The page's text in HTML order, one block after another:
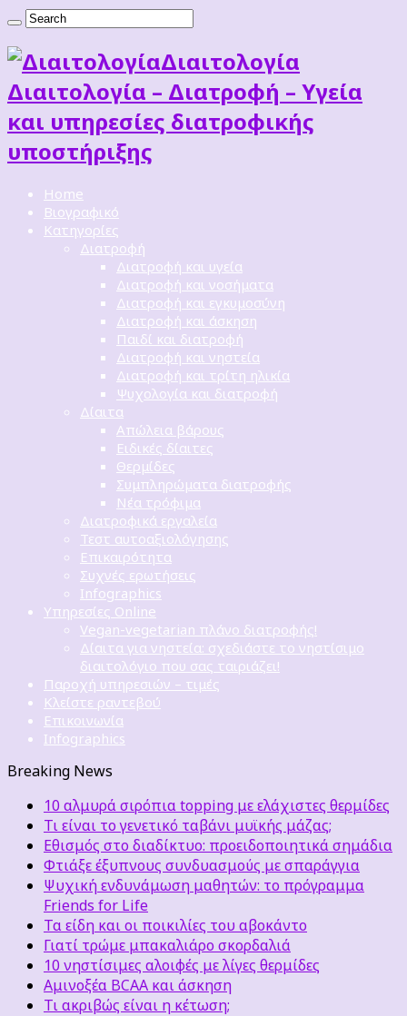
Διαιτoλογία
Διαιτολογία – Διατροφή – Υγεία
και υπηρεσίες διατροφικής
υποστήριξης
Home
Βιογραφικό
Κατηγορίες
Διατροφή
Διατροφή και υγεία
Διατροφή και νοσήματα
Διατροφή και εγκυμοσύνη
Διατροφή και άσκηση
Παιδί και διατροφή
Διατροφή και νηστεία
Διατροφή και τρίτη ηλικία
Ψυχολογία και διατροφή
Δίαιτα
Απώλεια βάρους
Ειδικές δίαιτες
Θερμίδες
Συμπληρώματα διατροφής
Νέα τρόφιμα
Διατροφικά εργαλεία
Τεστ αυτοαξιολόγησης
Επικαιρότητα
Συχνές ερωτήσεις
Infographics
Υπηρεσίες Online
Vegan-vegetarian πλάνο διατροφής!
Δίαιτα για νηστεία: σχεδιάστε το νηστίσιμο
διαιτολόγιο που σας ταιριάζει!
Παροχή υπηρεσιών – τιμές
Κλείστε ραντεβού
Επικοινωνία
Infographics
Breaking News
10 αλμυρά σιρόπια topping με ελάχιστες θερμίδες
Τι είναι το γενετικό ταβάνι μυϊκής μάζας;
Εθισμός στο διαδίκτυο: προειδοποιητικά σημάδια
Φτιάξε έξυπνους συνδυασμούς με σπαράγγια
Ψυχική ενδυνάμωση μαθητών: το πρόγραμμα
Friends for Life
Τα είδη και οι ποικιλίες του αβοκάντο
Γιατί τρώμε μπακαλιάρο σκορδαλιά
10 νηστίσιμες αλοιφές με λίγες θερμίδες
Αμινοξέα BCAA και άσκηση
Τι ακριβώς είναι η κέτωση;